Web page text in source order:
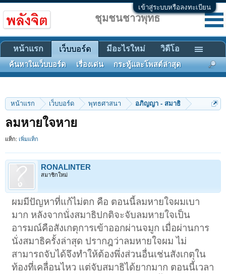
เข้าสู่ระบบหรือลงทะเบียน
หน้าแรก เว็บบอร์ด พุทธศาสนา อภิญญา - สมาธิ
ลมหายใจหาย
แท็ก: เพิ่มแท็ก
RONALINTER
สมาชิกใหม่
ผมมีปัญหาที่แก้ไม่ตก คือ ตอนนี้ลมหายใจผมเบา
มาก หลังจากนั่งสมาธิปกติจะจับลมหายใจเป็น
อารมณ์คือสังเกตุการเข้าออกผ่านจมูก เมื่อผ่านการ
นั่งสมาธิครั้งล่าสุด ปรากฎว่าลมหายใจผม ไม่
สามารถจับได้จึงทำให้ต้องพึ่งส่วนอื่นเช่นสังเกตุใน
ท้องที่เคลื่อนไหว แต่จับสมาธิได้ยากมาก ตอนนี้เวลา
ชุมชนชาวพุทธ
หน้าแรก เว็บบอร์ด
ค้นหาในเว็บบอร์ด เรื่องเด่น กระทู้และโพสต์ล่าสุด
มีอะไรใหม่ วิดีโอ